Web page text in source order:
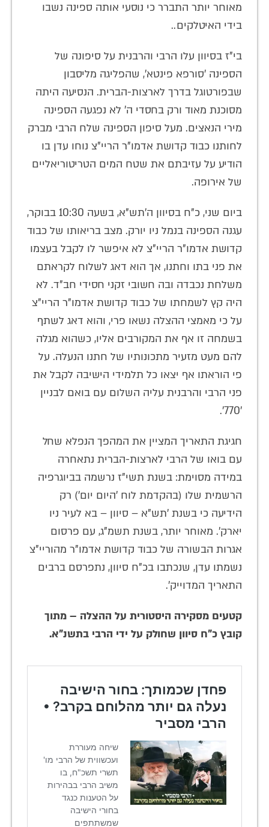
מאוחר יותר התברר כי נוסעי אותה ספינה נשבו
בידי האיטלקים..
בי"ז בסיוון עלו הרבי והרבנית על סיפונה של
הספינה 'סורפא פינטא', שהפליגה מליסבון
שבפורטוגל בדרך לארצות-הברית. הנסיעה היתה
מסוכנת מאוד ורק בחסדי ה' לא נפגעה הספינה
מירי הנאצים. מעל סיפון הספינה שלח הרבי מברק
לחותנו כבוד קדושת אדמו"ר הריי"צ נוחו עדן בו
הודיע על עזיבתם את שטח המים הטריטוריאליים
של אירופה.
ביום שני, כ"ח בסיוון ה'תש"א, בשעה 10:30 בבוקר,
עגנה הספינה בנמל ניו יורק. מצב בריאותו של כבוד
קדושת אדמו"ר הריי"צ לא איפשר לו לקבל בעצמו
את פני בתו וחתנו, אך הוא דאג לשלוח לקראתם
משלחת נכבדה ובה חשובי זקני חסידי חב"ד. לא
היה קץ לשמחתו של כבוד קדושת אדמו"ר הריי"צ
על כי מאמצי ההצלה נשאו פרי, והוא דאג לשתף
בשמחה זו אף את המקורבים אליו, כשהוא מגלה
להם מעט מזעיר מתכונותיו של חתנו הנעלה. על
פי הוראתו אף יצאו כל תלמידי הישיבה לקבל את
פני הרבי והרבנית עליה השלום עם בואם לבניין
'770'.
חגיגת התאריך המציין את המהפך הנפלא שחל
עם בואו של הרבי לארצות-הברית נתאחרה
במידה מסוימת: בשנת תשי"ז נרשמה בביוגרפיה
הרשמית שלו (בהקדמת לוח 'היום יום') רק
הידיעה כי בשנת 'תש"א – סיוון – בא לעיר ניו
יארק'. מאוחר יותר, בשנת תשמ"ג, עם פרסום
אגרות הבשורה של כבוד קדושת אדמו"ר מהוריי"צ
נשמתו עדן, שנכתבו בכ"ח סיוון, נתפרסם ברבים
התאריך המדוייק'.
קטעים מסקירה היסטורית על ההצלה – מתוך
קובץ כ"ח סיוון שחולק על ידי הרבי בתשנ"א.